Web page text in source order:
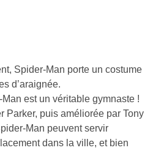
Spider-Man porte un costume
d’araignée.
est un véritable gymnaste !
Parker, puis améliorée par Tony
Man peuvent servir
dans la ville, et bien